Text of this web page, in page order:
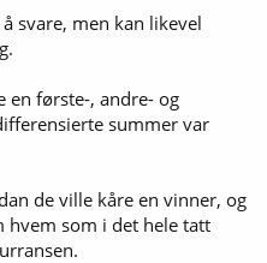
svare, men kan likevel
en første-, andre- og
summer var
de ville kåre en vinner, og
hvem som i det hele tatt